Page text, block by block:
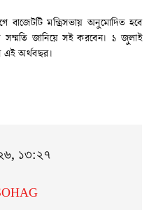
মন্ত্রিসভায় অনুমোদিত হবে
সম্মতি জানিয়ে সই করবেন। ১ জুলাই
এই অর্থবছর।
১৩:২৭